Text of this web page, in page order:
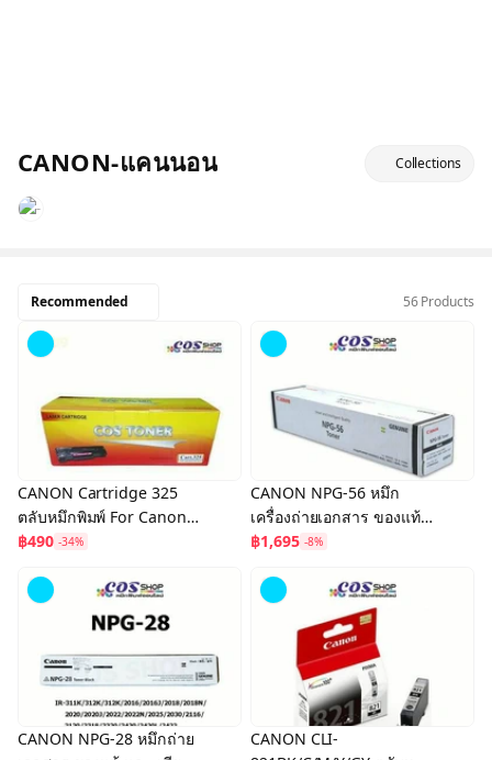
CANON-แคนนอน Collections
Recommended 56 Products
CANON Cartridge 325
ตลับหมึกพิมพ์ For Canon
LBP6000/LBP6018/LBP60
฿490 -34%
CANON NPG-56 หมึก
เครื่องถ่ายเอกสาร ของแท้
และ เทียบเท่า
฿1,695 -8%
CANON NPG-28 หมึกถ่าย
CANON CLI-